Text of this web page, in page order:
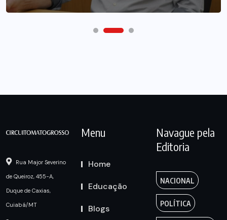
Rua Major Severino
de Queiroz, 455-A,
Duque de Caxias,
Cuiabá/MT
Menu
Home
Educação
Blogs
Navague pela
Editoria
NACIONAL
POLÍTICA